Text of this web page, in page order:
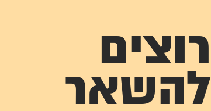
רוצים
להשאר